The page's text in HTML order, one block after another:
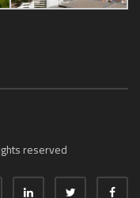
reserved